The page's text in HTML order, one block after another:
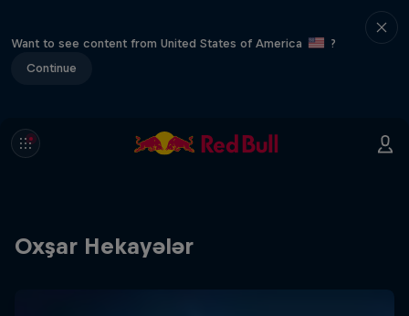
Want to see content from United States of America
?
Continue
Oxşar Hekayələr